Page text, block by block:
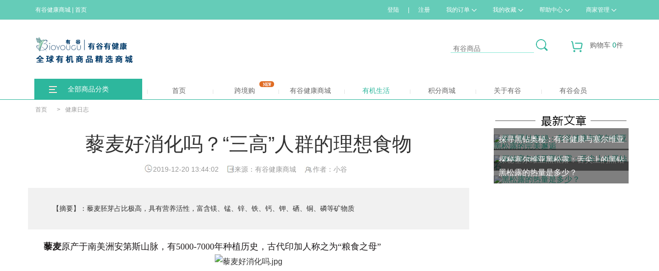
有谷健康商城 首页 登陆 注册 我的订单 我的收藏 帮助中心 商家管理
购物车 0件
全部商品分类 首页 跨境购 有谷健康商城 有机生活 积分商城 关于有谷 有谷会员
首页 > 健康日志
藜麦好消化吗？“三高”人群的理想食物
2019-12-20 13:44:02 来源：有谷健康商城 作者：小谷
【摘要】：藜麦胚芽占比极高，具有营养活性，富含镁、锰、锌、铁、钙、钾、硒、铜、磷等矿物质
藜麦原产于南美洲安第斯山脉，有5000-7000年种植历史，古代印加人称之为“粮食之母”
探寻黑钻奥秘：有谷健康与塞尔维亚
黑松露的完美邂逅
探秘塞尔维亚黑松露：舌尖上的黑钻
石
黑松露的热量是多少？